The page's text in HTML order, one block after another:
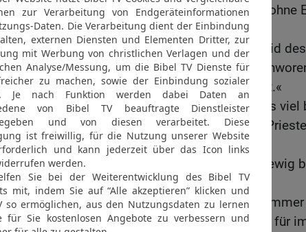
20
Und das geschah nicht ohne
Eid Priester geworden,
21 dieser aber durch den Eid
110,4): »Der Herr hat
Du bist Priester in Ewigkeit.«
22 So ist Jesus Bürge eines viel
23 Auch sind es viele, die
bleiben ließ;
dieser aber hat, weil er ewig
Priestertum.
25 Daher kann er auch für
Gott kommen; denn er lebt für